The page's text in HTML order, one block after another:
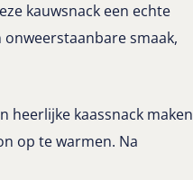
kauwsnack een echte
smaak,
heerlijke kaassnack maken
op te warmen. Na